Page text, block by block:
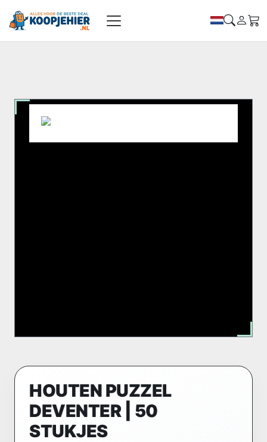
HOUTEN PUZZEL
DEVENTER | 50
STUKJES